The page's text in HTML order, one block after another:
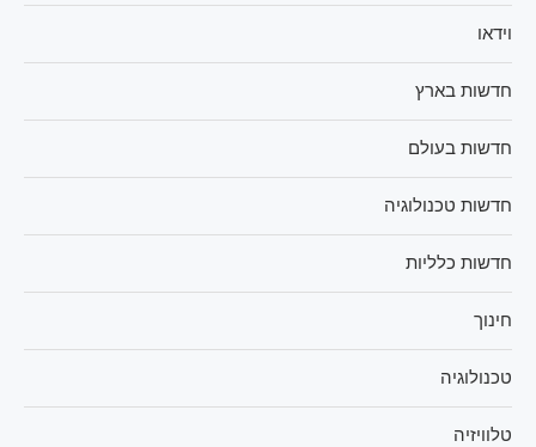
וידאו
חדשות בארץ
חדשות בעולם
חדשות טכנולוגיה
חדשות כלליות
חינוך
טכנולוגיה
טלוויזיה